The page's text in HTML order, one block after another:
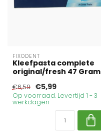
FIXODENT
Kleefpasta complete
original/fresh 47 Gram
€6,59 €5,99
Op voorraad. Levertijd 1 - 3
werkdagen